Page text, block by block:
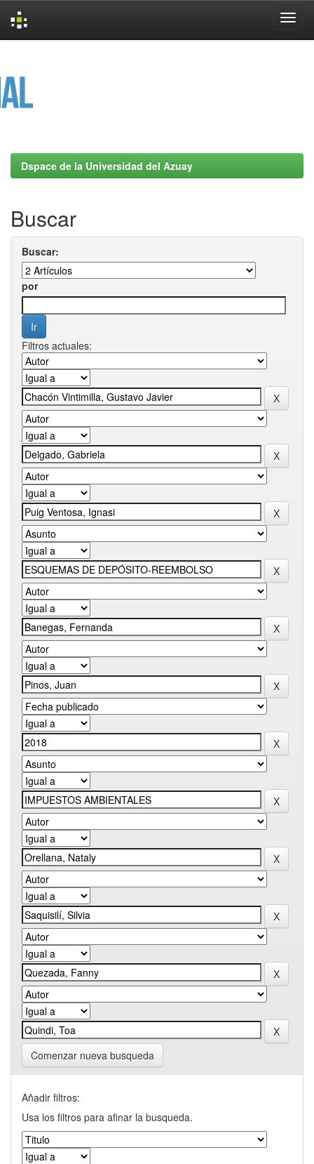
Dspace de la Universidad del Azuay
Buscar
Buscar:
por
Filtros actuales:
Comenzar nueva busqueda
Añadir filtros:
Usa los filtros para afinar la busqueda.